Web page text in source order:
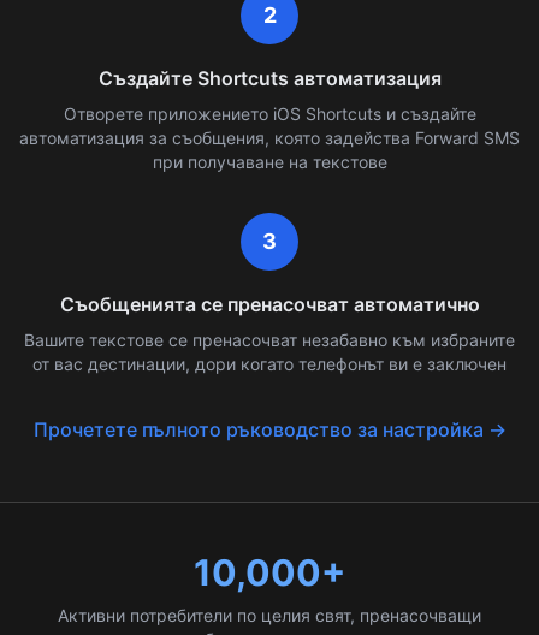
2
Създайте Shortcuts автоматизация
Отворете приложението iOS Shortcuts и създайте
автоматизация за съобщения, която задейства Forward SMS
при получаване на текстове
3
Съобщенията се пренасочват автоматично
Вашите текстове се пренасочват незабавно към избраните
от вас дестинации, дори когато телефонът ви е заключен
Прочетете пълното ръководство за настройка →
10,000+
Активни потребители по целия свят, пренасочващи